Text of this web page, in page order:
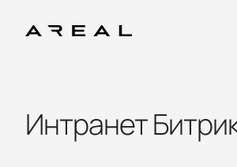
Интранет